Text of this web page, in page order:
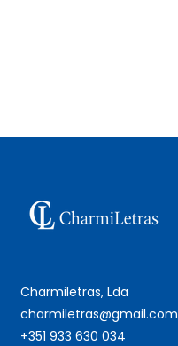
Charmiletras, Lda
charmiletras@gmail.com
+351 933 630 034